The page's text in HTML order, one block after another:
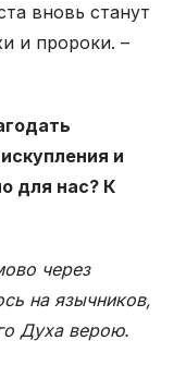
вновь станут
и пророки. –
и
для нас? К
через
на язычников,
Духа верою.